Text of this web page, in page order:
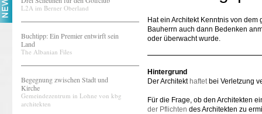
L2A im Berner Oberland
Buchtipp: Ein Premier entwirft sein
Land
The Albanian Files
Begegnung zwischen Stadt und
Kirche
Gemeindezentrum in Lohne von kbg
architekten
Hat ein Architekt Kenntnis von
Bauherrn auch dann Bedenken
oder überwacht wurde.
Hintergrund
Der Architekt haftetbei Verletzung
Für die Frage, ob den Architekten
der Pflichten des Architekten zu